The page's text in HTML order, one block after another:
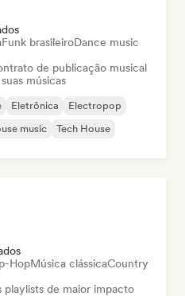
Funk brasileiroDance music
de publicação musical
músicas
Eletrônica
Electropop
music Tech House
HopMúsica clássicaCountry
playlists de maior impacto